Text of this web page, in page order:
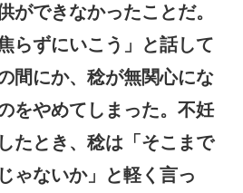
ができなかったことだ。
らずにいこう」と話して
間にか、稔が無関心にな
をやめてしまった。不妊
たとき、稔は「そこまで
ゃないか」と軽く言っ